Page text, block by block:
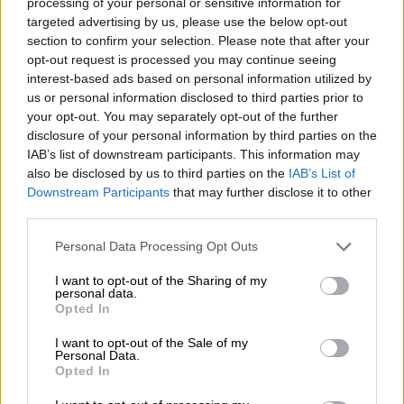
targeted advertising by us, please use the below opt-out
section to confirm your selection. Please note that after your
opt-out request is processed you may continue seeing
interest-based ads based on personal information utilized by
us or personal information disclosed to third parties prior to
your opt-out. You may separately opt-out of the further
disclosure of your personal information by third parties on the
IAB’s list of downstream participants. This information may
also be disclosed by us to third parties on the IAB’s List of
Downstream Participants that may further disclose it to other
Please note that this website/app uses one or more Google
not limited to your visit or usage behaviour. You may click to
grant or deny consent to Google and its third-party tags to
use your data for below specified purposes in below Google
consent section.
Personal Data Processing Opt Outs
I want to opt-out of the Sharing of my
personal data.
Opted In
I want to opt-out of the Sale of my
Personal Data.
Opted In
Συγκεκριμένα, όπως έγινε γνωστό το πλοίο
Άρτεμις» μετέφερε δύο οχήματα και 12
πυροσβέστες, ενώ σε ετοιμότητα είναι και
τα πλοία «Άνεμος» και «Διονύσος Σολωμός»
για να μεταφέρουν ακόμη περισσότερους
πυροσβέστες και οχήματα εφόσον κριθεί
απαραίτητο.
Παράλληλα, μεταβαίνουν πυροσβεστικές
11 οχήματα.
Τελικα ο περισσότερος καπνός
είναι απ' την φωτιά στην Σέριφο.
pic.twitter.com/0LMf1WV6rT
— έχω τα νεύρα του Yosemite Sam